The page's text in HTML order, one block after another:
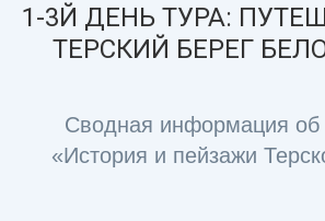
1-3Й ДЕНЬ ТУРА:
ТЕРСКИЙ БЕРЕГ
Сводная информация об
«История и пейзажи